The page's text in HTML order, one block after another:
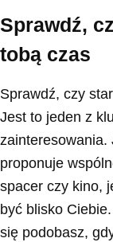
Sprawdź,
tobą czas
Sprawdź, czy
Jest to jeden z
zainteresowania.
proponuje
spacer czy kino,
być blisko
się podobasz,